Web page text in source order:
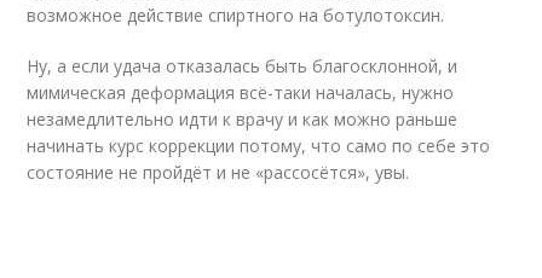
возможное действие спиртного на ботулотоксин.
Ну, а если удача отказалась быть благосклонной, и
мимическая деформация всё-таки началась, нужно
незамедлительно идти к врачу и как можно раньше
начинать курс коррекции потому, что само по себе это
состояние не пройдёт и не «рассосётся», увы.